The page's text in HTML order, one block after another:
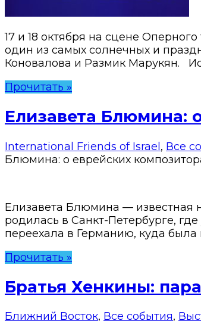
17 и 18 октября на сцене
один из самых солнечных и
Коновалова и Размик Марукян.
Прочитать »
Елизавета Блюмина:
International Friends of Israel, Все
Блюмина: о еврейских
Елизавета Блюмина — известная
родилась в Санкт-Петербурге,
переехала в Германию, куда
Прочитать »
Братья Хенкины:
Ближний Восток, Все события,